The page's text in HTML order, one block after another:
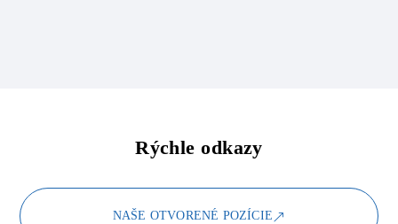
Rýchle odkazy
NAŠE OTVORENÉ POZÍCIE